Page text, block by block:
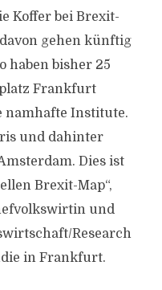
Koffer bei Brexit-
gehen künftig
haben bisher 25
Frankfurt
namhafte Institute.
und dahinter
Dies ist
Brexit-Map“,
und
Research
in Frankfurt.